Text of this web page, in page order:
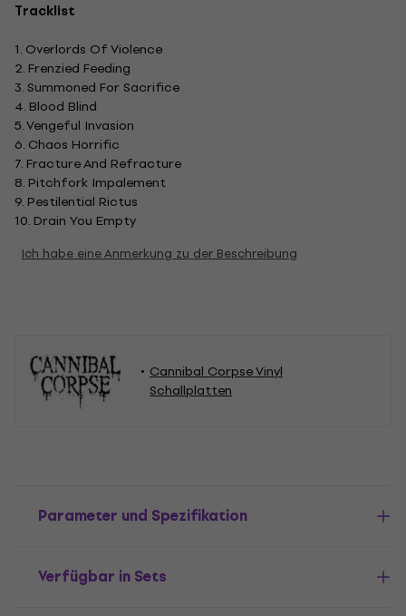
Tracklist
1. Overlords Of Violence
2. Frenzied Feeding
3. Summoned For Sacrifice
4. Blood Blind
5. Vengeful Invasion
6. Chaos Horrific
7. Fracture And Refracture
8. Pitchfork Impalement
9. Pestilential Rictus
10. Drain You Empty
Ich habe eine Anmerkung zu der Beschreibung
Cannibal Corpse Vinyl
Schallplatten
Parameter und Spezifikation
Verfügbar in Sets